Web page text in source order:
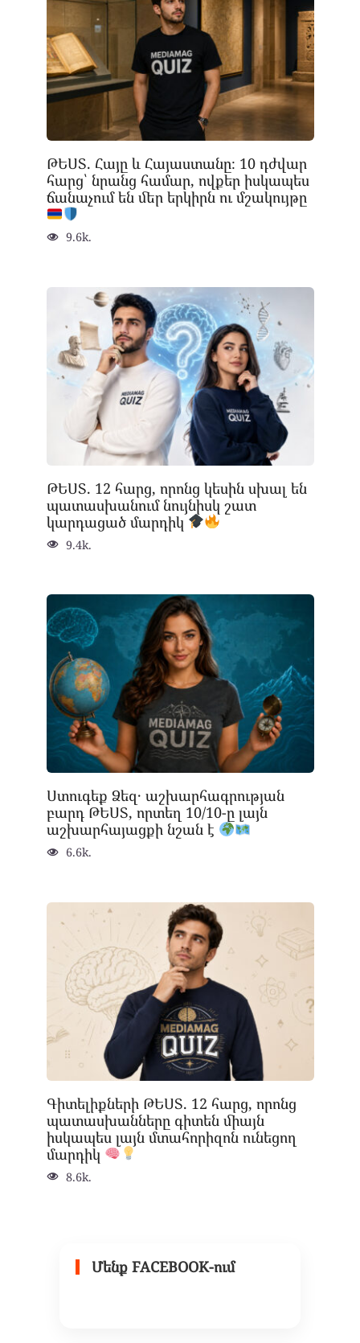
ԹԵՍՏ. Հայը և Հայաստանը։ 10 դժվար
հարց՝ նրանց համար, ովքեր իսկապես
ճանաչում են մեր երկիրն ու մշակույթը
9.6k.
ԹԵՍՏ. 12 հարց, որոնց կեսին սխալ են
պատասխանում նույնիսկ շատ
կարդացած մարդիկ
9.4k.
Ստուգեք Ձեզ․ աշխարհագրության
բարդ ԹԵՍՏ, որտեղ 10/10-ը լայն
աշխարհայացքի նշան է
6.6k.
Գիտելիքների ԹԵՍՏ. 12 հարց, որոնց
պատասխանները գիտեն միայն
իսկապես լայն մտահորիզոն ունեցող
մարդիկ
8.6k.
Մենք FACEBOOK-ում